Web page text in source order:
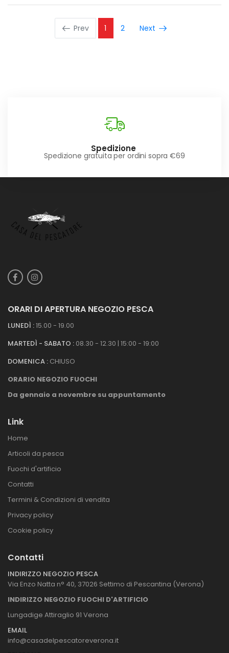
Prev 1 2 Next
Spedizione
Spedizione gratuita per ordini sopra €69
ORARI DI APERTURA NEGOZIO PESCA
LUNEDÌ :15.00 - 19.00
MARTEDÌ - SABATO : 08.30 - 12.30 | 15:00 - 19:00
DOMENICA : CHIUSO
ORARIO NEGOZIO FUOCHI
Da gennaio a novembre su appuntamento
Link
Home
Articoli da pesca
Fuochi d'artificio
Contatti
Termini & Condizioni di vendita
Privacy policy
Cookie policy
Contatti
INDIRIZZO NEGOZIO PESCA
Via Enzo Natta n° 40, 37026 Settimo di Pescantina (Verona)
INDIRIZZO NEGOZIO FUOCHI D'ARTIFICIO
Lungadige Attiraglio 91 Verona
EMAIL
info@casadelpescatoreverona.it